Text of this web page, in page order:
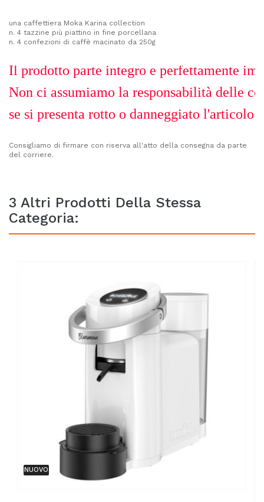
una caffettiera Moka Karina collection
n. 4 tazzine più piattino in fine porcellana
n. 4 confezioni di caffè macinato da 250g
Il prodotto parte integro e perfettamente
Non ci assumiamo la responsabilità delle
se si presenta rotto o danneggiato l'articolo
Consigliamo di firmare con riserva all'atto della consegna da parte
del corriere.
3 Altri Prodotti Della Stessa
Categoria:
NUOVO